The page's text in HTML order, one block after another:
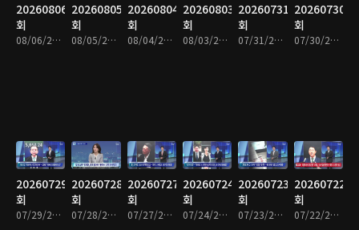
20260806
회
08/06/2026 • 1시간 34분
20260805
회
08/05/2026 • 1시간 35분
20260804
회
08/04/2026 • 1시간 33분
20260803
회
08/03/2026 • 1시간 34분
20260731
회
07/31/2026 • 1시간 34분
20260730
회
07/30/2026 • 1시간 34분
20260729
회
07/29/2026 • 1시간 36분
20260728
회
07/28/2026 • 1시간 36분
20260727
회
07/27/2026 • 1시간 34분
20260724
회
07/24/2026 • 1시간 35분
20260723
회
07/23/2026 • 1시간 34분
20260722
회
07/22/2026 • 1시간 36분